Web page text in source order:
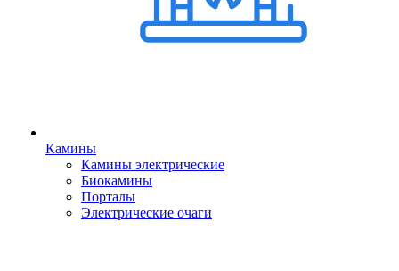
Камины
Камины электрические
Биокамины
Порталы
Электрические очаги